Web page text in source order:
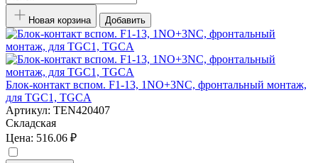
Новая корзина Добавить
Блок-контакт вспом. F1-13, 1NO+3NC, фронтальный монтаж,
для TGC1, TGCA
Артикул: TEN420407
Складская
Цена: 516.06 ₽